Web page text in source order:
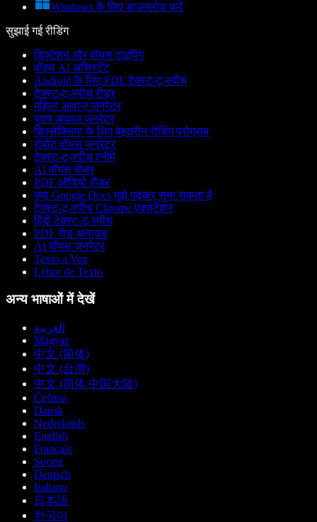
Windows के लिए डाउनलोड करें
सुझाई गई रीडिंग
डिक्टेशन और वॉयस टाइपिंग
वॉइस AI असिस्टेंट
Android के लिए PDF टेक्स्ट-टू-स्पीच
टेक्स्ट-टू-स्पीच रीडर
महिला आवाज़ जनरेटर
पुरुष आवाज़ जनरेटर
डिस्लेक्सिया के लिए बेहतरीन रीडिंग प्रोग्राम
रोबोट वॉयस जनरेटर
टेक्स्ट-टू-स्पीच एनीमे
AI वॉयस चेंजर
PDF ऑडियो रीडर
क्या Google Docs मुझे पढ़कर सुना सकता है
टेक्स्ट-टू-स्पीच Chrome एक्सटेंशन
हिंदी टेक्स्ट-टू-स्पीच
PDF रीड अलाउड
AI वॉयस जनरेटर
Texto a Voz
Leitor de Texto
अन्य भाषाओं में देखें
العربية
Magyar
中文 (简体)
中文 (台灣)
中文 (简体 中国大陆)
Čeština
Dansk
Nederlands
English
Français
Suomi
Deutsch
Italiano
日本語
한국어